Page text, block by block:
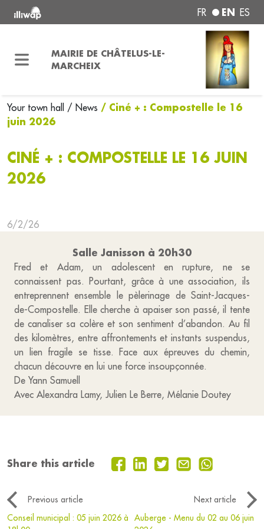
FR EN ES
MAIRIE DE CHÂTELUS-LE-
MARCHEIX
Your town hall / News / Ciné + : Compostelle le 16
juin 2026
CINÉ + : COMPOSTELLE LE 16 JUIN
2026
6/2/26
Salle Janisson à 20h30
Fred et Adam, un adolescent en rupture, ne se
connaissent pas. Pourtant, grâce à une association, ils
entreprennent ensemble le pèlerinage de Saint-Jacques-
de-Compostelle. Elle cherche à apaiser son passé, il tente
de canaliser sa colère et son sentiment d’abandon. Au fil
des kilomètres, entre affrontements et instants suspendus,
un lien fragile se tisse. Face aux épreuves du chemin,
chacun découvre en lui une force insoupçonnée.
De Yann Samuell
Avec Alexandra Lamy, Julien Le Berre, Mélanie Doutey
Share this article
Previous article
Next article
Conseil municipal : 05 juin 2026 à
Auberge - Menu du 02 au 06 juin